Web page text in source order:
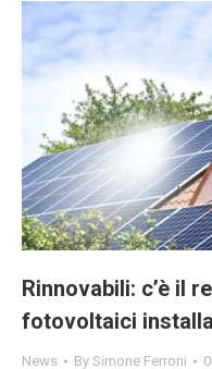
Rinnovabili: c’è il
fotovoltaici
News By Simone Ferroni